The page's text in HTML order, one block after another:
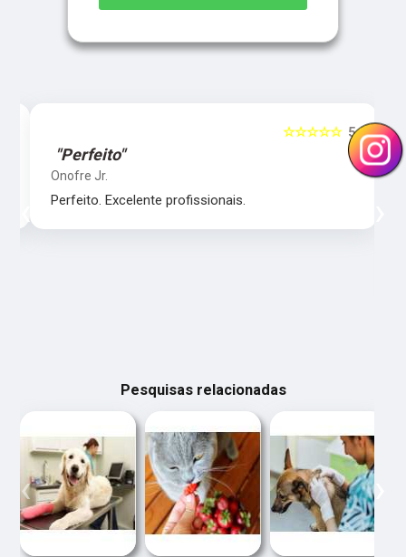
5
☆☆☆☆☆
"Perfeito"
Onofre Jr.
Perfeito. Excelente profissionais.
‹
Pesquisas relacionadas
‹ ›